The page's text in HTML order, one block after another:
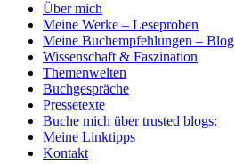
Über mich
Meine Werke – Leseproben
Meine Buchempfehlungen – Blog
Wissenschaft & Faszination
Themenwelten
Buchgespräche
Pressetexte
Buche mich über trusted blogs:
Meine Linktipps
Kontakt